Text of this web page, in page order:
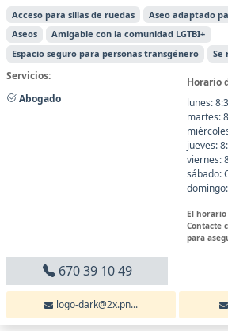
Acceso para sillas de ruedas
Aseo adaptado
Aseos
Amigable con la comunidad LGTBI+
Espacio seguro para personas transgénero
Se
Servicios:
Abogado
Horario
lunes:
martes:
jueves:
viernes:
sábado:
El
Contacte
para
670 39 10 49
logo-dark@2x.pn...